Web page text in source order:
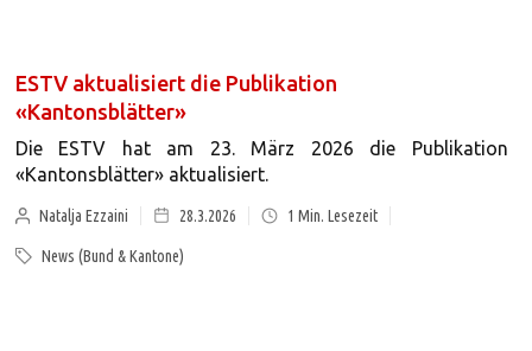
ESTV aktualisiert die Publikation
«Kantonsblätter»
Die ESTV hat am 23. März 2026 die Publikation
«Kantonsblätter» aktualisiert.
Natalja Ezzaini 28.3.2026 1 Min. Lesezeit
News (Bund & Kantone)